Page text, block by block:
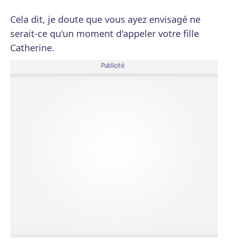
Cela dit, je doute que vous ayez envisagé ne
serait-ce qu'un moment d'appeler votre fille
Catherine.
Publicité